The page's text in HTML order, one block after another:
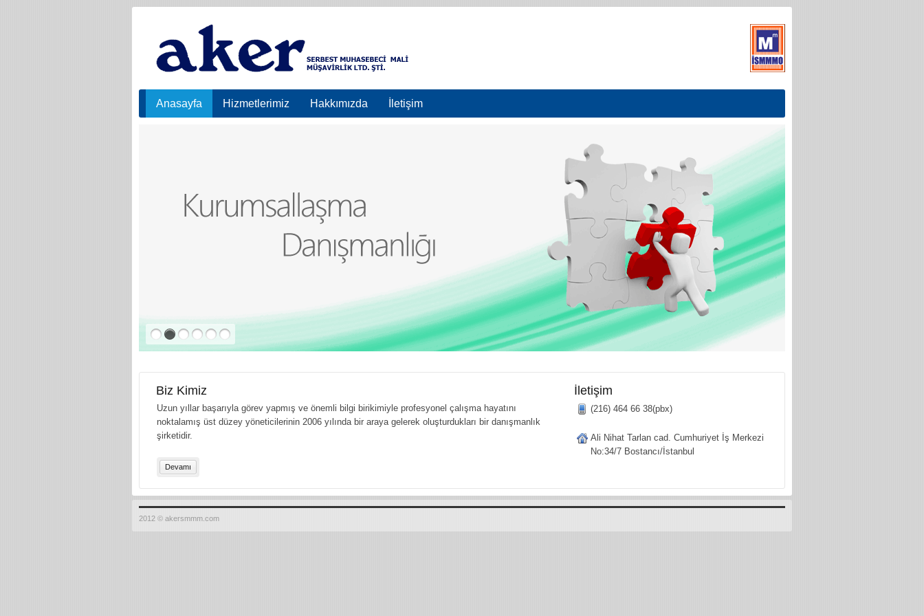
Anasayfa Hizmetlerimiz Hakkımızda İletişim
Biz Kimiz
Uzun yıllar başarıyla görev yapmış ve önemli bilgi birikimiyle profesyonel çalışma hayatını
noktalamış üst düzey yöneticilerinin 2006 yılında bir araya gelerek oluşturdukları bir danışmanlık
şirketidir.
Devamı
İletişim
(216) 464 66 38(pbx)
Ali Nihat Tarlan cad. Cumhuriyet İş Merkezi
No:34/7 Bostancı/İstanbul
2012 © akersmmm.com